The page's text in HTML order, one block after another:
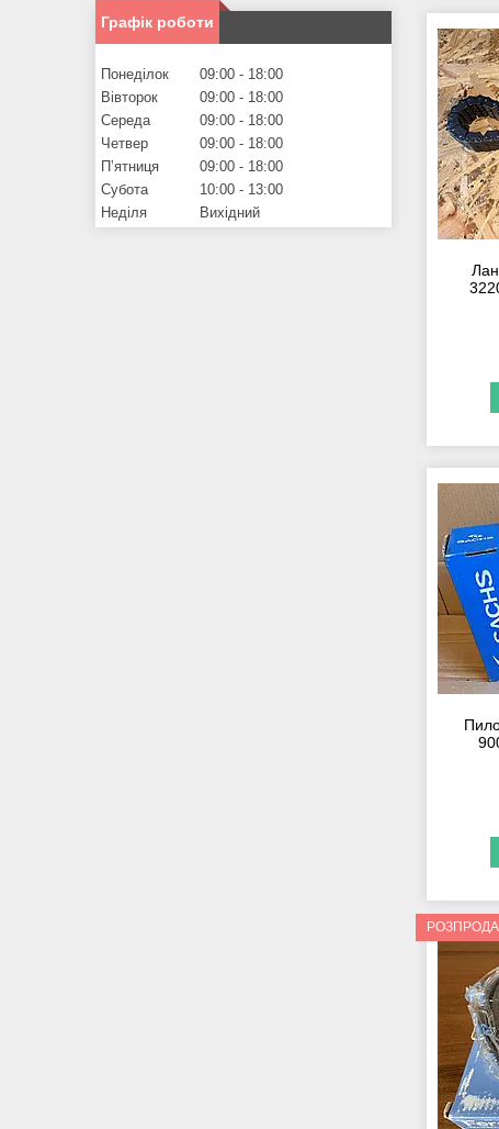
Графік роботи
Понеділок 09:00
18:00
Вівторок
09:00
18:00
Середа
09:00
18:00
Четвер
09:00
18:00
Пʼятниця
09:00
18:00
Субота
10:00
13:00
Неділя
Вихідний